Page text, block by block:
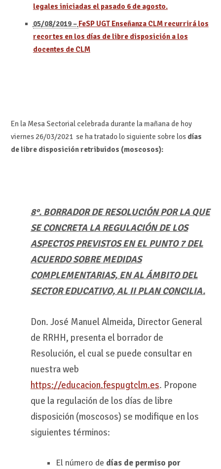
legales iniciadas el pasado 6 de agosto.
05/08/2019 – FeSP UGT Enseñanza CLM recurrirá los
recortes en los días de libre disposición a los
docentes de CLM
En la Mesa Sectorial celebrada durante la mañana de hoy
viernes 26/03/2021 se ha tratado lo siguiente sobre losdías
de libre disposición retribuidos (moscosos):
8°. BORRADOR DE RESOLUCIÓN POR LA QUE
SE CONCRETA LA REGULACIÓN DE LOS
ASPECTOS PREVISTOS EN EL PUNTO 7 DEL
ACUERDO SOBRE MEDIDAS
COMPLEMENTARIAS, EN AL ÁMBITO DEL
SECTOR EDUCATIVO, AL II PLAN CONCILIA.
Don. José Manuel Almeida, Director General
de RRHH, presenta el borrador de
Resolución, el cual se puede consultar en
nuestra web
https://educacion.fespugtclm.es. Propone
que la regulación de los días de libre
disposición (moscosos) se modifique en los
siguientes términos:
El número de días de permiso por